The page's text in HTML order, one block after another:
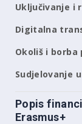
Uključivanje i
Digitalna
Okoliš i
Sudjelovanje
Popis
Erasmus+